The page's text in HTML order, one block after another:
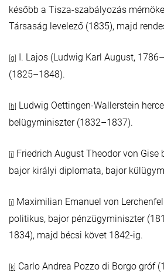
később a Tisza-szabályozás
Társaság levelező (1835), majd
[g]
I. Lajos (Ludwig Karl August,
(1825–1848).
[h]
Ludwig Oettingen-Wallerstein
belügyminiszter (1832–1837).
[i]
Friedrich August Theodor von Gise
bajor királyi diplomata, bajor
[j]
Maximilian Emanuel von
politikus, bajor pénzügyminiszter
1834), majd bécsi követ 1842-ig.
[k] Carlo Andrea Pozzo di Borgo gróf